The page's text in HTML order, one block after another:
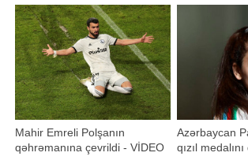
Mahir Emreli Polşanın
qəhrəmanına çevrildi - VİDEO
Azərbaycan
qızıl